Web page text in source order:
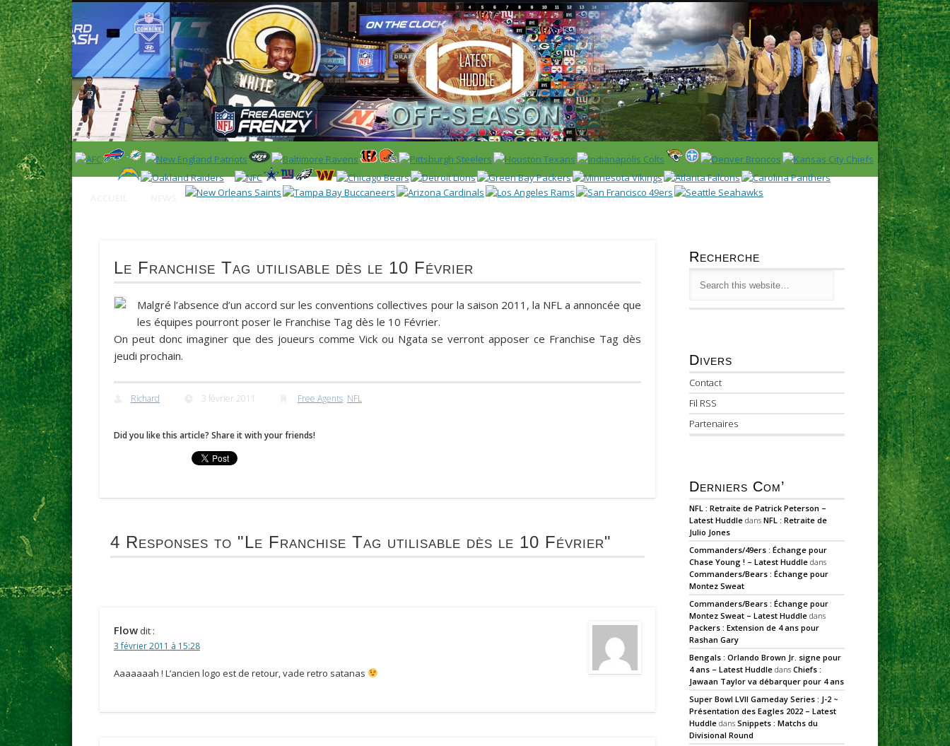
Latest
News en français sur la NFL et le Football Américain (Foot US)
SAISON 2025 CALENDRIER / CLASSEMENT NFL DRAFT/COMBINE ENCYCLOPÉDIE
Le Franchise Tag utilisable dès le 10 Février
Malgré l’absence d’un accord sur les conventions collectives pour la saison 2011, la NFL a annoncée que
les équipes pourront poser le Franchise Tag dès le 10 Février.
On peut donc imaginer que des joueurs comme Vickou Ngata se verront apposer ce Franchise Tag dès
jeudi prochain.
Richard 3 février 2011 Free Agents, NFL
Did you like this article? Share it with your friends!
4 Responses to "Le Franchise Tag utilisable dès le 10 Février"
Flow dit :
3 février 2011 à 15:28
Aaaaaaah ! L’ancien logo est de retour, vade retro satanas
Recherche
Divers
Contact
Fil RSS
Partenaires
Derniers Com’
NFL : Retraite de Patrick Peterson –
Latest Huddle dansNFL : Retraite de
Julio Jones
Commanders/49ers : Échange pour
Chase Young ! – Latest Huddle dans
Commanders/Bears : Échange pour
Montez Sweat
Commanders/Bears : Échange pour
Montez Sweat – Latest Huddle dans
Packers : Extension de 4 ans pour
Rashan Gary
Bengals : Orlando Brown Jr. signe pour
4 ans – Latest Huddle dansChiefs :
Jawaan Taylor va débarquer pour 4 ans
Super Bowl LVII Gameday Series : J-2 ~
Présentation des Eagles 2022 – Latest
Huddle dansSnippets : Matchs du
Divisional Round